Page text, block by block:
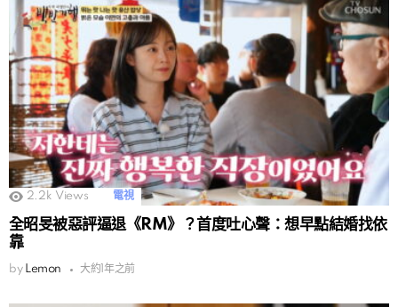
2.2k Views 電視
全昭旻被惡評逼退《RM》？首度吐心聲：想早點結婚找依
靠
by Lemon 大約1年之前